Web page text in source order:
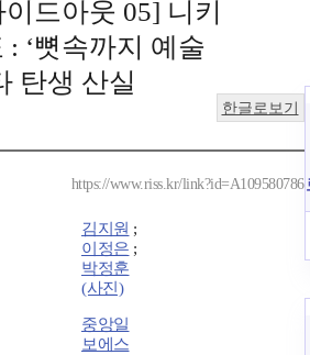
드아웃 05] 니키
‘뼛속까지 예술
탄생 산실
한글로보기
https://www.riss.kr/link?id=A109580786
김지원 ;
이정은 ;
박정훈
(사진)
중앙일
보에스